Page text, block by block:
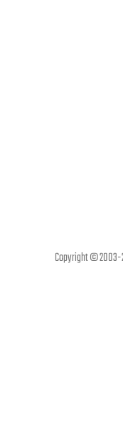
Copyright © 2003-